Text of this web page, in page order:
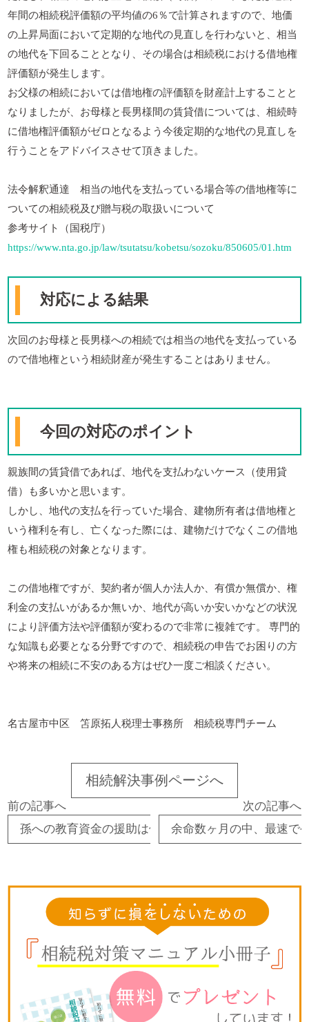
年間の相続税評価額の平均値の6％で計算されますので、地価
の上昇局面において定期的な地代の見直しを行わないと、相当
の地代を下回ることとなり、その場合は相続税における借地権
評価額が発生します。
お父様の相続においては借地権の評価額を財産計上することと
なりましたが、お母様と長男様間の賃貸借については、相続時
に借地権評価額がゼロとなるよう今後定期的な地代の見直しを
行うことをアドバイスさせて頂きました。
法令解釈通達 相当の地代を支払っている場合等の借地権等に
ついての相続税及び贈与税の取扱いについて
参考サイト（国税庁）
https://www.nta.go.jp/law/tsutatsu/kobetsu/sozoku/850605/01.htm
対応による結果
次回のお母様と長男様への相続では相当の地代を支払っている
ので借地権という相続財産が発生することはありません。
今回の対応のポイント
親族間の賃貸借であれば、地代を支払わないケース（使用貸
借）も多いかと思います。
しかし、地代の支払を行っていた場合、建物所有者は借地権と
いう権利を有し、亡くなった際には、建物だけでなくこの借地
権も相続税の対象となります。
この借地権ですが、契約者が個人か法人か、有償か無償か、権
利金の支払いがあるか無いか、地代が高いか安いかなどの状況
により評価方法や評価額が変わるので非常に複雑です。 専門的
な知識も必要となる分野ですので、相続税の申告でお困りの方
や将来の相続に不安のある方はぜひ一度ご相談ください。
名古屋市中区 笘原拓人税理士事務所 相続税専門チーム
相続解決事例ページへ
前の記事へ
孫への教育資金の援助は使途を明確にしておかないと
次の記事へ
余命数ヶ月の中、最速で